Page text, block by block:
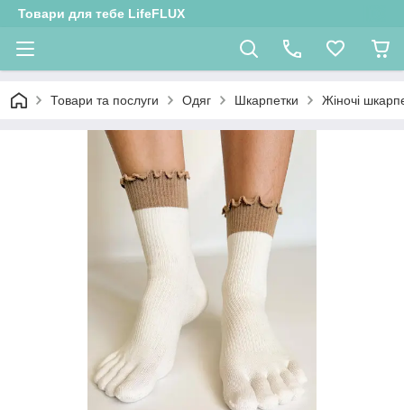
Товари для тебе LifeFLUX
Товари та послуги Одяг Шкарпетки Жіночі